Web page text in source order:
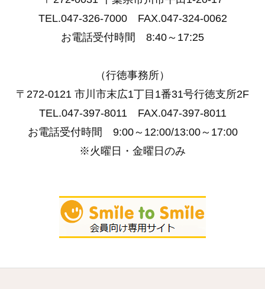
TEL.047-326-7000 FAX.047-324-0062
お電話受付時間 8:40～17:25
（行徳事務所）
〒272-0121 市川市末広1丁目1番31号行徳支所2F
TEL.047-397-8011 FAX.047-397-8011
お電話受付時間 9:00～12:00/13:00～17:00
※火曜日・金曜日のみ